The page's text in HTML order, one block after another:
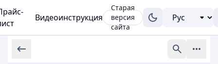
Видеоинструкция
Старая
версия
сайта